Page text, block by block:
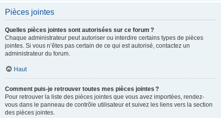
Pièces jointes
Quelles pièces jointes sont autorisées sur ce forum ?
Chaque administrateur peut autoriser ou interdire certains types de pièces
jointes. Si vous n’êtes pas certain de ce qui est autorisé, contactez un
administrateur du forum.
Haut
Comment puis-je retrouver toutes mes pièces jointes ?
Pour retrouver la liste des pièces jointes que vous avez importées, rendez-
vous dans le panneau de contrôle utilisateur et suivez les liens vers la section
des pièces jointes.